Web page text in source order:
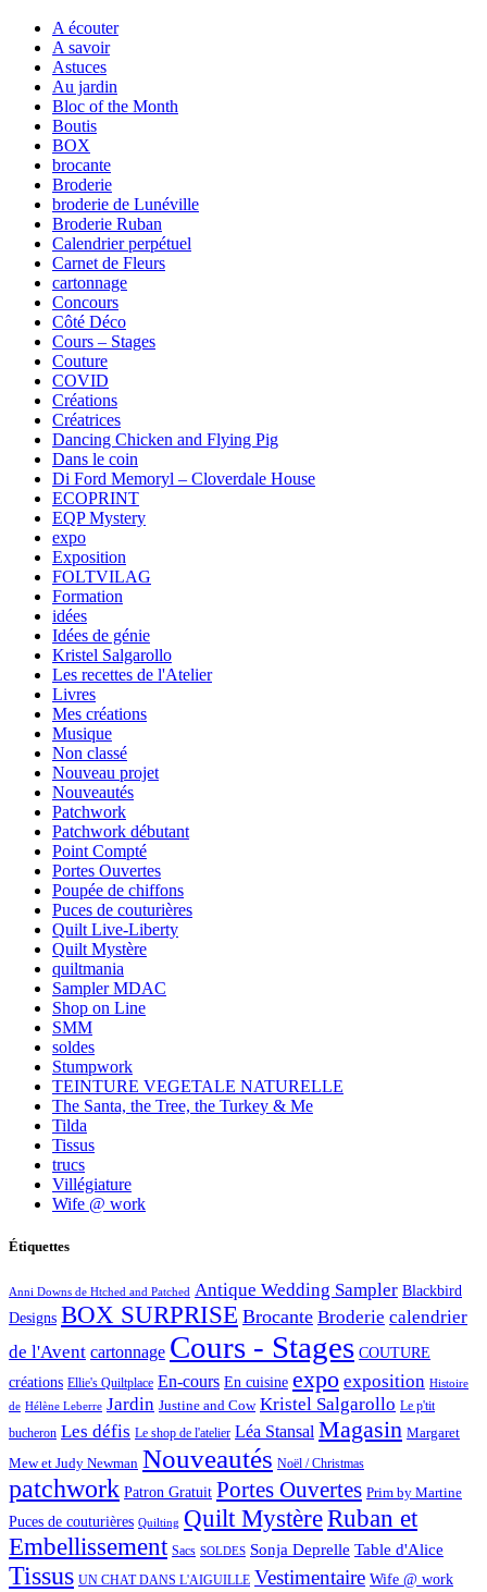
A écouter
A savoir
Astuces
Au jardin
Bloc of the Month
Boutis
BOX
brocante
Broderie
broderie de Lunéville
Broderie Ruban
Calendrier perpétuel
Carnet de Fleurs
cartonnage
Concours
Côté Déco
Cours – Stages
Couture
COVID
Créations
Créatrices
Dancing Chicken and Flying Pig
Dans le coin
Di Ford Memoryl – Cloverdale House
ECOPRINT
EQP Mystery
expo
Exposition
FOLTVILAG
Formation
idées
Idées de génie
Kristel Salgarollo
Les recettes de l'Atelier
Livres
Mes créations
Musique
Non classé
Nouveau projet
Nouveautés
Patchwork
Patchwork débutant
Point Compté
Portes Ouvertes
Poupée de chiffons
Puces de couturières
Quilt Live-Liberty
Quilt Mystère
quiltmania
Sampler MDAC
Shop on Line
SMM
soldes
Stumpwork
TEINTURE VEGETALE NATURELLE
The Santa, the Tree, the Turkey & Me
Tilda
Tissus
trucs
Villégiature
Wife @ work
Étiquettes
Anni Downs de Htched and Patched Antique Wedding Sampler Blackbird
Designs BOX SURPRISE Brocante Broderie calendrier
de l'Avent cartonnage Cours - Stages COUTURE
créations Ellie's Quiltplace En-cours En cuisine expo exposition Histoire
de Hélène Leberre Jardin Justine and Cow Kristel Salgarollo Le p'tit
bucheron Les défis Le shop de l'atelier Léa Stansal Magasin Margaret
Mew et Judy Newman Nouveautés Noël / Christmas
patchwork Patron Gratuit Portes Ouvertes Prim by Martine
Puces de couturières Quilting Quilt MystèreRuban et
Embellissement Sacs SOLDES Sonja Deprelle Table d'Alice
Tissus UN CHAT DANS L'AIGUILLE Vestimentaire Wife @ work